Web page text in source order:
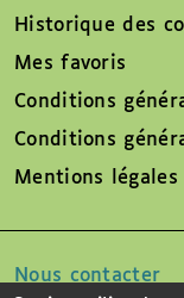
Historique des
Mes favoris
Conditions
Conditions
Mentions légales
Nous contacter